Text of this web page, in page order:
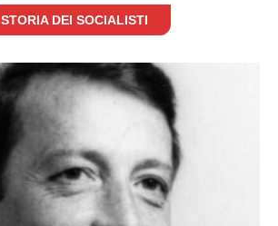
STORIA DEI SOCIALISTI